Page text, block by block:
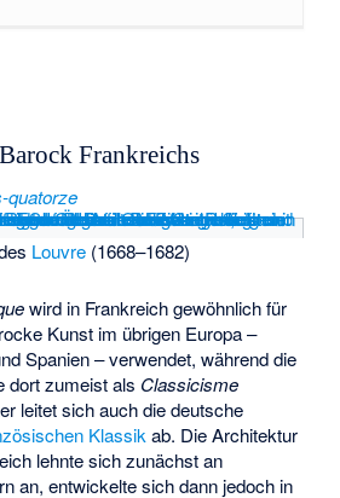
Frankreichs
quatorze
Louvre(1668–1682)
wird in Frankreich gewöhnlich für
Kunst im übrigen Europa –
Spanien – verwendet, während die
dort zumeist als Classicisme
leitet sich auch die deutsche
Klassik ab. Die Architektur
lehnte sich zunächst an
an, entwickelte sich dann jedoch in